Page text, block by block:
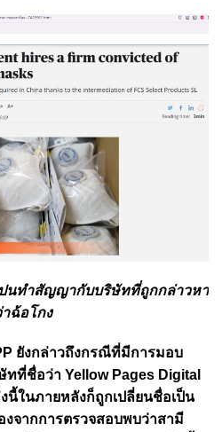
ปนทำสัญญากับบริษัทที่ถูกกล่าวหา
าฉ้อโกง
ยังกล่าวถึงกรณีที่มีการมอบ
ที่ชื่อว่า Yellow Pages Digital
นี้ในภายหลังก็ถูกเปลี่ยนชื่อเป็น
จากการตรวจสอบพบว่าสามี